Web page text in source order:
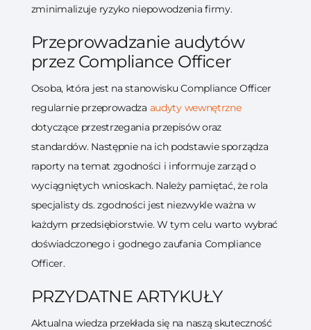
zminimalizuje ryzyko niepowodzenia firmy.
Przeprowadzanie audytów
przez Compliance Officer
Osoba, która jest na stanowisku Compliance Officer
regularnie przeprowadza audyty wewnętrzne
dotyczące przestrzegania przepisów oraz
standardów. Następnie na ich podstawie sporządza
raporty na temat zgodności i informuje zarząd o
wyciągniętych wnioskach. Należy pamiętać, że rola
specjalisty ds. zgodności jest niezwykle ważna w
każdym przedsiębiorstwie. W tym celu warto wybrać
doświadczonego i godnego zaufania Compliance
Officer.
PRZYDATNE ARTYKUŁY
Aktualna wiedza przekłada się na naszą skuteczność